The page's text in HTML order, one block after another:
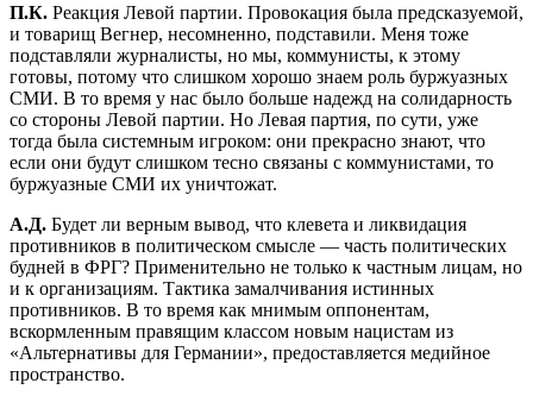
П.К. Реакция Левой партии. Провокация была предсказуемой,
и товарищ Вегнер, несомненно, подставили. Меня тоже
подставляли журналисты, но мы, коммунисты, к этому
готовы, потому что слишком хорошо знаем роль буржуазных
СМИ. В то время у нас было больше надежд на солидарность
со стороны Левой партии. Но Левая партия, по сути, уже
тогда была системным игроком: они прекрасно знают, что
если они будут слишком тесно связаны с коммунистами, то
буржуазные СМИ их уничтожат.
А.Д. Будет ли верным вывод, что клевета и ликвидация
противников в политическом смысле — часть политических
будней в ФРГ? Применительно не только к частным лицам, но
и к организациям. Тактика замалчивания истинных
противников. В то время как мнимым оппонентам,
вскормленным правящим классом новым нацистам из
«Альтернативы для Германии», предоставляется медийное
пространство.